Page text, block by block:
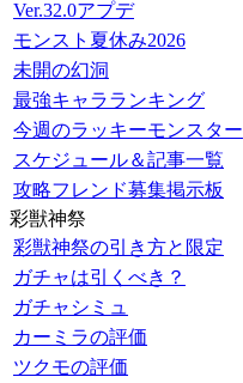
Ver.32.0アプデ
モンスト夏休み2026
未開の幻洞
最強キャラランキング
今週のラッキーモンスター
スケジュール＆記事一覧
攻略フレンド募集掲示板
彩獣神祭
彩獣神祭の引き方と限定
ガチャは引くべき？
ガチャシミュ
カーミラの評価
ツクモの評価